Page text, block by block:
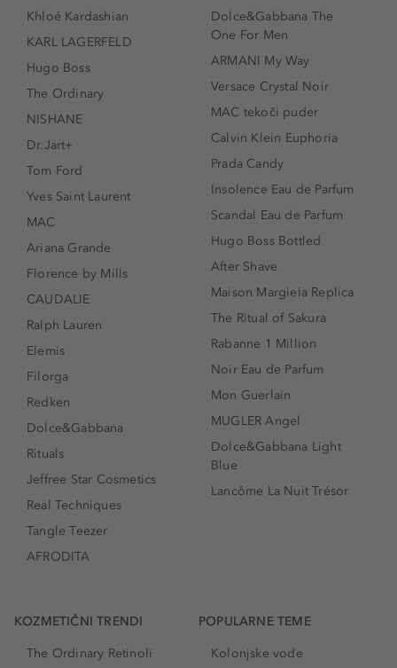
Khloé Kardashian
KARL LAGERFELD
Hugo Boss
The Ordinary
NISHANE
Dr.Jart+
Tom Ford
Yves Saint Laurent
MAC
Ariana Grande
Florence by Mills
CAUDALIE
Ralph Lauren
Elemis
Filorga
Redken
Dolce&Gabbana
Rituals
Jeffree Star Cosmetics
Real Techniques
Tangle Teezer
AFRODITA
Dolce&Gabbana The
One For Men
ARMANI My Way
Versace Crystal Noir
MAC tekoči puder
Calvin Klein Euphoria
Prada Candy
Insolence Eau de Parfum
Scandal Eau de Parfum
Hugo Boss Bottled
After Shave
Maison Margiela Replica
The Ritual of Sakura
Rabanne 1 Million
Noir Eau de Parfum
Mon Guerlain
MUGLER Angel
Dolce&Gabbana Light
Blue
Lancôme La Nuit Trésor
KOZMETIČNI TRENDI
The Ordinary Retinoli
POPULARNE TEME
Kolonjske vode